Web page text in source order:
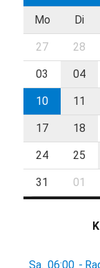
Mo Di
27 28
03 04
10 11
17 18
24 25
31 01
Sa. 06:00 -